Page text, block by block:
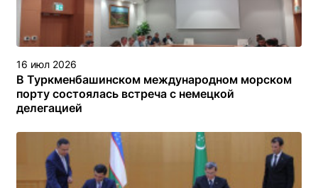
16 июл 2026
В Туркменбашинском международном морском
порту состоялась встреча с немецкой
делегацией